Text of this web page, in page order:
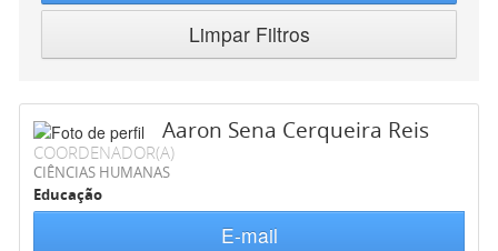
Limpar Filtros
Aaron Sena Cerqueira Reis
COORDENADOR(A)
CIÊNCIAS HUMANAS
Educação
E-mail